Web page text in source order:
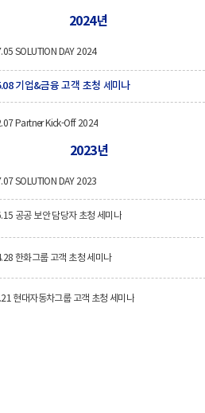
2024년
SOLUTION DAY 2024
기업&금융 고객 초청 세미나
Partner Kick-Off 2024
2023년
SOLUTION DAY 2023
공공 보안 담당자 초청 세미나
한화그룹 고객 초청 세미나
현대자동차그룹 고객 초청 세미나